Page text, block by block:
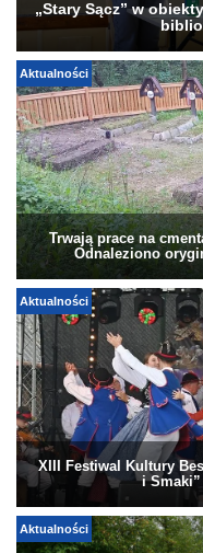
„Stary Sącz” w
Aktualności
Trwają prace na
Odnaleziono
Aktualności
XIII Festiwal Kultury
i Smaki”
Aktualności